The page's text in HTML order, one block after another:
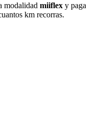
modalidad miiflex y paga
km recorras.